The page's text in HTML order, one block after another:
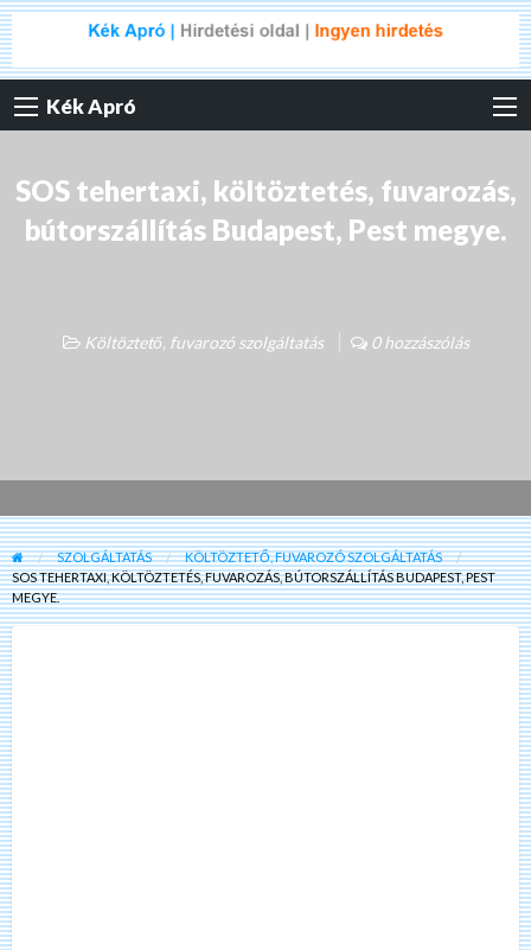
Kék Apró
SOS tehertaxi, költöztetés, fuvarozás,
bútorszállítás Budapest, Pest megye.
Költöztető, fuvarozó szolgáltatás 0 hozzászólás
SZOLGÁLTATÁS
KÖLTÖZTETŐ, FUVAROZÓ SZOLGÁLTATÁS
SOS TEHERTAXI, KÖLTÖZTETÉS, FUVAROZÁS, BÚTORSZÁLLÍTÁS BUDAPEST, PEST
MEGYE.